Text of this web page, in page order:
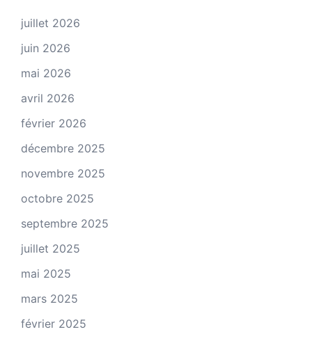
juillet 2026
juin 2026
mai 2026
avril 2026
février 2026
décembre 2025
novembre 2025
octobre 2025
septembre 2025
juillet 2025
mai 2025
mars 2025
février 2025